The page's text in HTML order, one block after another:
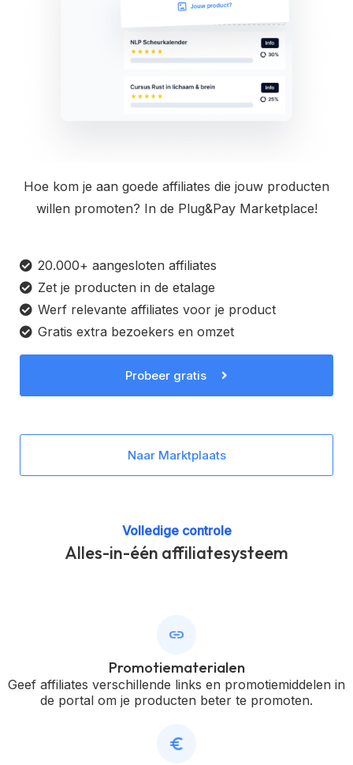
Hoe kom je aan goede affiliates die jouw producten
willen promoten? In de Plug&Pay Marketplace!
20.000+ aangesloten affiliates
Zet je producten in de etalage
Werf relevante affiliates voor je product
Gratis extra bezoekers en omzet
Probeer gratis
Naar Marktplaats
Volledige controle
Alles-in-één affiliatesysteem
Promotiematerialen
Geef affiliates verschillende links en promotiemiddelen in
de portal om je producten beter te promoten.